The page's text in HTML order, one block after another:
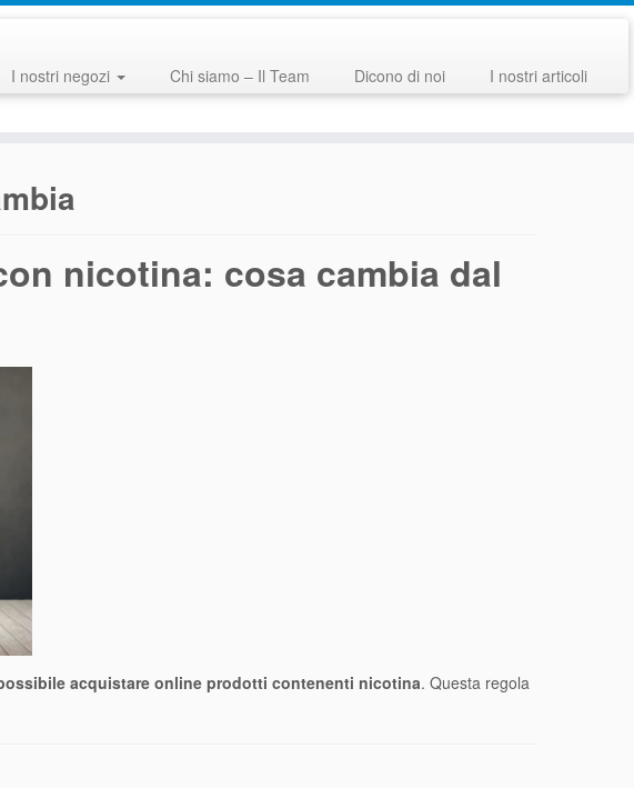
I nostri negozi Chi siamo – Il Team Dicono di noi I nostri articoli
nicotina: cosa cambia dal
acquistare online prodotti contenenti nicotina. Questa regola